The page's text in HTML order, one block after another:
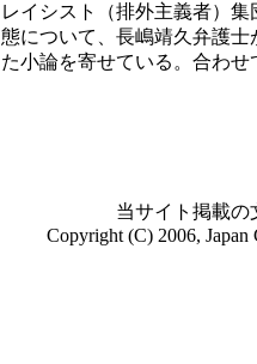
レイシスト（排外主義者）
態について、長嶋靖久弁護
た小論を寄せている。合わ
当サイト掲載の
Copyright (C) 2006, Japan